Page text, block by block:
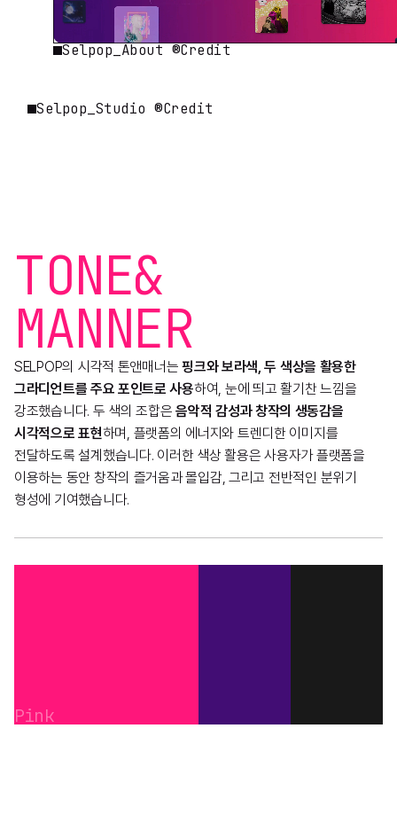
Selpop_About ®Credit
Selpop_Studio ®Credit
TONE&
MANNER
SELPOP의 시각적 톤앤매너는핑크와 보라색, 두 색상을 활용한
그라디언트를 주요 포인트로 사용하여, 눈에 띄고 활기찬 느낌을
강조했습니다. 두 색의 조합은음악적 감성과 창작의 생동감을
시각적으로 표현하며, 플랫폼의 에너지와 트렌디한 이미지를
전달하도록 설계했습니다. 이러한 색상 활용은 사용자가 플랫폼을
이용하는 동안 창작의 즐거움과 몰입감, 그리고 전반적인 분위기
형성에 기여했습니다.
Pink